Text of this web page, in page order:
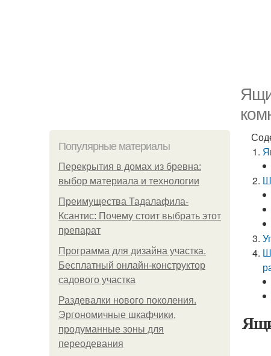
Популярные материалы
Перекрытия в домах из бревна:
выбор материала и технологии
Преимущества Тадалафила-
Ксантис: Почему стоит выбрать этот
препарат
Программа для дизайна участка.
Бесплатный онлайн-конструктор
садового участка
Раздевалки нового поколения.
Эргономичные шкафчики,
продуманные зоны для
переодевания